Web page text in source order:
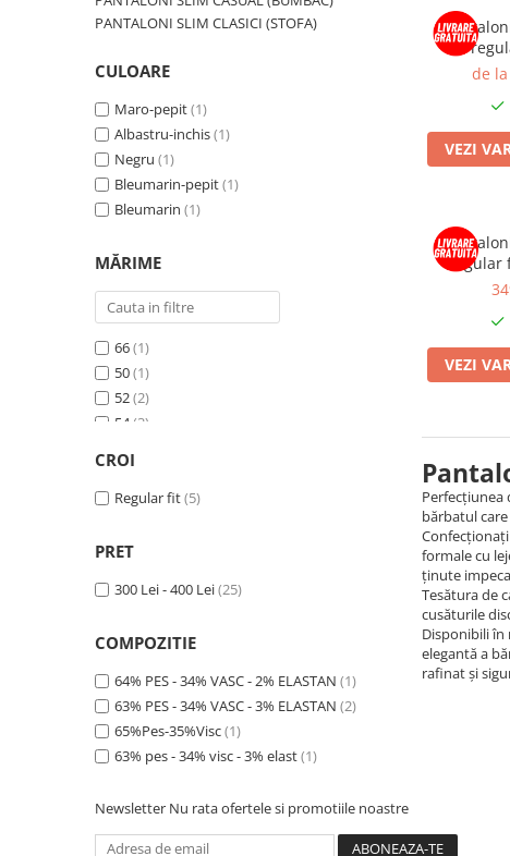
PANTALONI SLIM CLASICI (STOFA)
CULOARE
Maro-pepit(1)
Albastru-inchis(1)
Negru (1)
Bleumarin-pepit(1)
Bleumarin (1)
MĂRIME
66(1)
50(1)
52(2)
54 (3)
58 (4)
60(4)
64(3)
CROI
Regular fit(5)
PRET
300 Lei - 400 Lei(25)
COMPOZITIE
64% PES - 34% VASC - 2% ELASTAN (1)
63% PES - 34% VASC - 3% ELASTAN (2)
65%Pes-35%Visc(1)
63% pes - 34% visc - 3% elast(1)
de la
VEZI
regular
VEZI
Perfecțiunea
bărbatul
formale cu
ținute
Tesătura de
cusăturile
Disponibili în
elegantă a
rafinat și
Newsletter Nu rata ofertele si promotiile noastre